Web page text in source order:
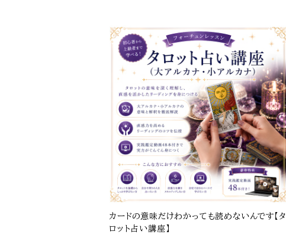
カードの意味だけわかっても読めないんです【タ
ロット占い講座】